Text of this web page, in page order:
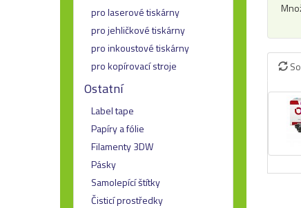
pro laserové tiskárny
pro jehličkové tiskárny
pro inkoustové tiskárny
pro kopírovací stroje
Ostatní
Label tape
Papíry a fólie
Filamenty 3DW
Pásky
Samolepící štítky
Čisticí prostředky